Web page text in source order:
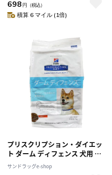
698 円 （税込）
積算 6 マイル (1倍)
プリスクリプション・ダイエッ
ト ダーム ディフェンス 犬用 ド
ライ 7.5kg
サンドラッグe-shop